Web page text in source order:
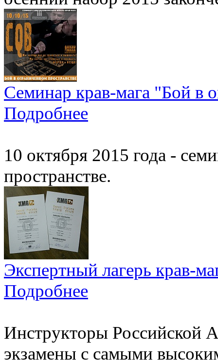
Семинар крав-мага "Бой в
Подробнее
10 октября 2015 года -
пространстве.
Экспертный лагерь крав-
Подробнее
Инструкторы Российской
экзамены с самыми